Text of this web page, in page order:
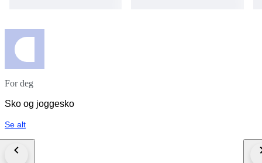
For deg
Sko og joggesko
Se alt